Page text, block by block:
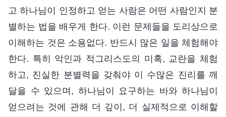
고 하나님이 인정하고 얻는 사람은 어떤 사람인지 분
별하는 법을 배우게 한다. 이런 문제들을 도리상으로
이해하는 것은 소용없다. 반드시 많은 일을 체험해야
한다. 특히 악인과 적그리스도의 미혹, 교란을 체험
하고, 진실한 분별력을 갖춰야 이 수많은 진리를 깨
달을 수 있으며, 하나님이 요구하는 바와 하나님이
얻으려는 것에 관해 더 깊이, 더 실제적으로 이해할